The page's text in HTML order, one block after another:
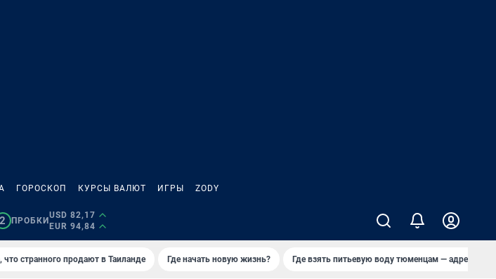
ГОРОСКОП КУРСЫ ВАЛЮТ ИГРЫ ZODY
2 ПРОБКИ
USD 82,17
EUR 94,84
что странного продают в Таиланде Где начать новую жизнь? Где взять питьевую воду тюменцам — адреса